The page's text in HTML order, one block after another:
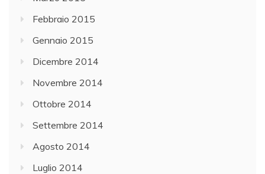
Febbraio 2015
Gennaio 2015
Dicembre 2014
Novembre 2014
Ottobre 2014
Settembre 2014
Agosto 2014
Luglio 2014